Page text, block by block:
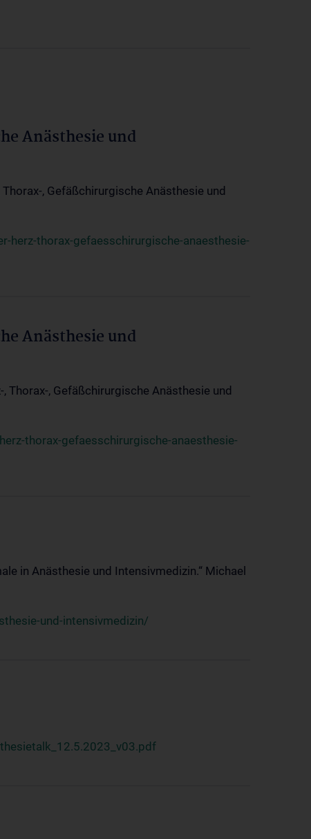
Anästhesie und
, Gefäßchirurgische Anästhesie und
thorax-gefaesschirurgische-anaesthesie-
Anästhesie und
Thorax-, Gefäßchirurgische Anästhesie und
thorax-gefaesschirurgische-anaesthesie-
in Anästhesie und Intensivmedizin.“ Michael
und-intensivmedizin/